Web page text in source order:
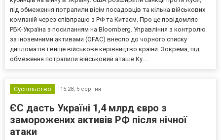
під обмеження потрапили вісім посадовців та кілька військових
компаній через співпрацю з РФ та Китаєм. Про це повідомляє
РБК-Україна з посиланням на Bloomberg. Управління з контролю
за іноземними активами (OFAC) внесло до чорного списку
дипломатів і вище військове керівництво країни. Зокрема, під
обмеження потрапили військовий аташе Ку...
Суспільство 15:28, 5 серпня
ЄС дасть Україні 1,4 млрд євро з
заморожених активів РФ після нічної
атаки